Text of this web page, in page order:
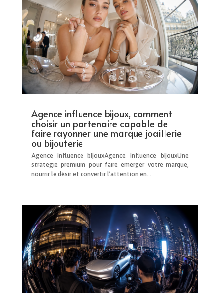
Agence influence bijoux, comment
choisir un partenaire capable de
faire rayonner une marque joaillerie
ou bijouterie
Agence influence bijouxAgence influence bijouxUne
stratégie premium pour faire émerger votre marque,
nourrir le désir et convertir l’attention en...